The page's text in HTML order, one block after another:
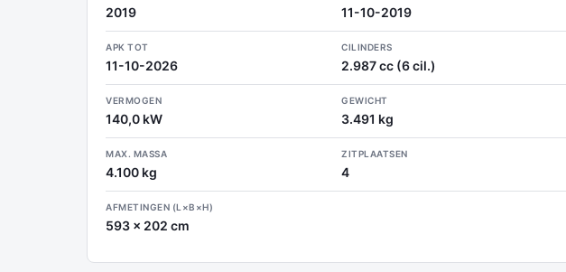
2019 11-10-2019
APK TOT
11-10-2026
CILINDERS
2.987 cc (6 cil.)
VERMOGEN
140,0 kW
GEWICHT
3.491 kg
MAX. MASSA
4.100 kg
ZITPLAATSEN
4
AFMETINGEN (L×B×H)
593 x 202 cm